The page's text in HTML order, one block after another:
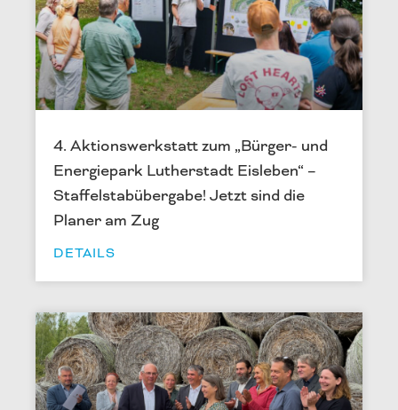
4. Aktionswerkstatt zum „Bürger- und
Energiepark Lutherstadt Eisleben“ –
Staffelstabübergabe! Jetzt sind die
Planer am Zug
DETAILS